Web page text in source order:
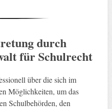
durch
für Schulrecht
über die sich im
Möglichkeiten, um das
Schulbehörden, den